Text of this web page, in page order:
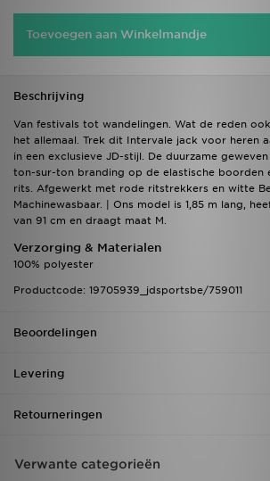
Toevoegen aan Winkelmandje
Beschrijving
Van festivals tot wandelingen. Wat de reden
het allemaal. Trek dit Intervale jack voor heren
in een exclusieve JD-stijl. De duurzame
ton-sur-ton branding op de elastische boorden
rits. Afgewerkt met rode ritstrekkers en witte
Machinewasbaar. | Ons model is 1,85 m lang,
van 91 cm en draagt maat M.
Verzorging & Materialen
100% polyester
Productcode: 19705939_jdsportsbe/759011
Beoordelingen
Levering
Retourneringen
Verwante categorieën